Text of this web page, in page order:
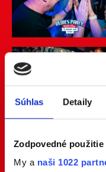
Súhlas Detaily
Zodpovedné
My a naši 1022